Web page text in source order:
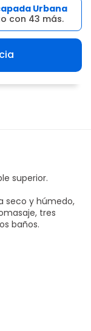
Urbana
con 43 más.
superior.
seco y húmedo,
tres
baños.